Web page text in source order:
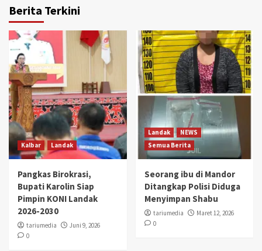
Berita Terkini
Kalbar Landak
Pangkas Birokrasi,
Bupati Karolin Siap
Pimpin KONI Landak
2026-2030
tariumedia
Juni 9, 2026
0
Landak
NEWS
Semua Berita
Seorang ibu di Mandor
Ditangkap Polisi Diduga
Menyimpan Shabu
tariumedia
Maret 12, 2026
0